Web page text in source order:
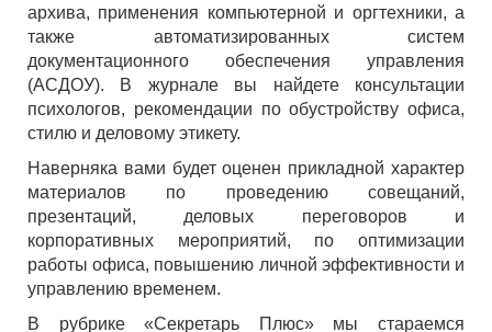
архива, применения компьютерной и оргтехники, а
также автоматизированных систем
документационного обеспечения управления
(АСДОУ). В журнале вы найдете консультации
психологов, рекомендации по обустройству офиса,
стилю и деловому этикету.
Наверняка вами будет оценен прикладной характер
материалов по проведению совещаний,
презентаций, деловых переговоров и
корпоративных мероприятий, по оптимизации
работы офиса, повышению личной эффективности и
управлению временем.
В рубрике «Секретарь Плюс» мы стараемся